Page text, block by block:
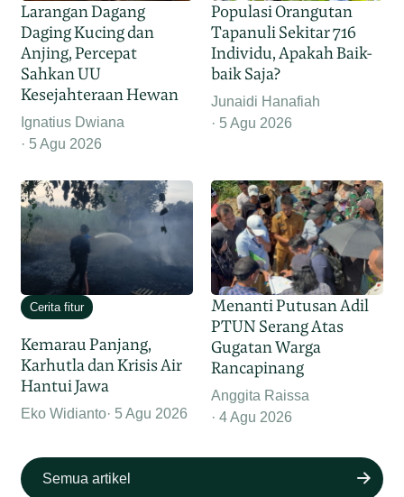
Larangan Dagang
Daging Kucing dan
Anjing, Percepat
Sahkan UU
Kesejahteraan Hewan
Ignatius Dwiana
5 Agu 2026
Populasi Orangutan
Tapanuli Sekitar 716
Individu, Apakah Baik-
baik Saja?
Junaidi Hanafiah
5 Agu 2026
Cerita fitur
Kemarau Panjang,
Karhutla dan Krisis Air
Hantui Jawa
Eko Widianto 5 Agu 2026
Menanti Putusan Adil
PTUN Serang Atas
Gugatan Warga
Rancapinang
Anggita Raissa
4 Agu 2026
Semua artikel